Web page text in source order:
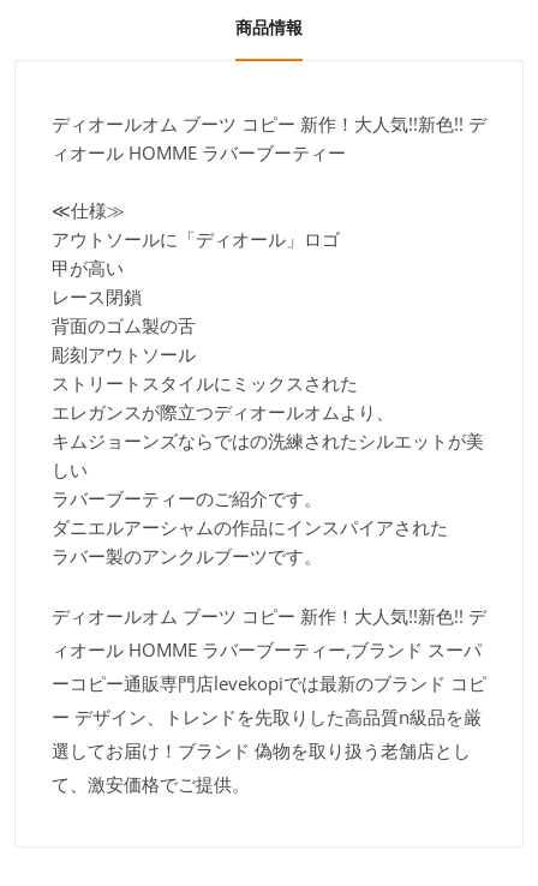
商品情報
ディオールオム ブーツ コピー 新作！大人気!!新色!! デ
ィオール HOMME ラバーブーティー
≪仕様≫
アウトソールに「ディオール」ロゴ
甲が高い
レース閉鎖
背面のゴム製の舌
彫刻アウトソール
ストリートスタイルにミックスされた
エレガンスが際立つディオールオムより、
キムジョーンズならではの洗練されたシルエットが美
しい
ラバーブーティーのご紹介です。
ダニエルアーシャムの作品にインスパイアされた
ラバー製のアンクルブーツです。
ディオールオム ブーツ コピー 新作！大人気!!新色!! デ
ィオール HOMME ラバーブーティー,ブランド スーパ
ーコピー通販専門店levekopiでは最新のブランド コピ
ー デザイン、トレンドを先取りした高品質n級品を厳
選してお届け！ブランド 偽物を取り扱う老舗店とし
て、激安価格でご提供。